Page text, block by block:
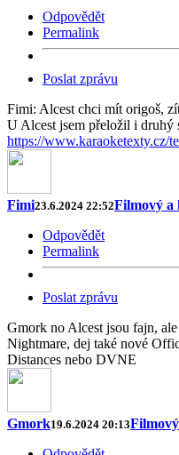
Odpovědět
Permalink
Poslat zprávu
Fimi: Alcest chci mít origoš,
U Alcest jsem přeložil i druhý
https://www.karaoketexty.cz/
Fimi23.6.2024 22:52Filmový a
Odpovědět
Permalink
Poslat zprávu
Gmork no Alcest jsou fajn,
Nightmare, dej také nové
Distances nebo DVNE
Gmork19.6.2024 20:13